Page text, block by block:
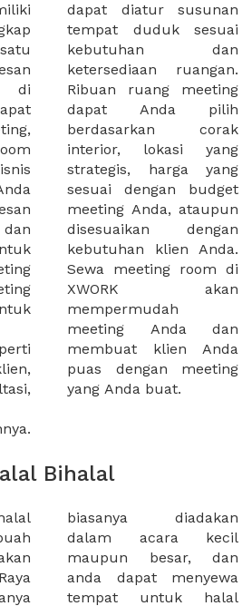
di
di
yang Anda buat.
Bihalal